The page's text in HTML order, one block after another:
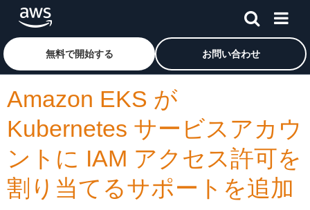
メインコンテンツに移動
アマゾン ウェブ サービスのホームページに戻るには、こ
無料で開始する お問い合わせ
Amazon EKS が
Kubernetes サービスアカウ
ントに IAM アクセス許可を
割り当てるサポートを追加